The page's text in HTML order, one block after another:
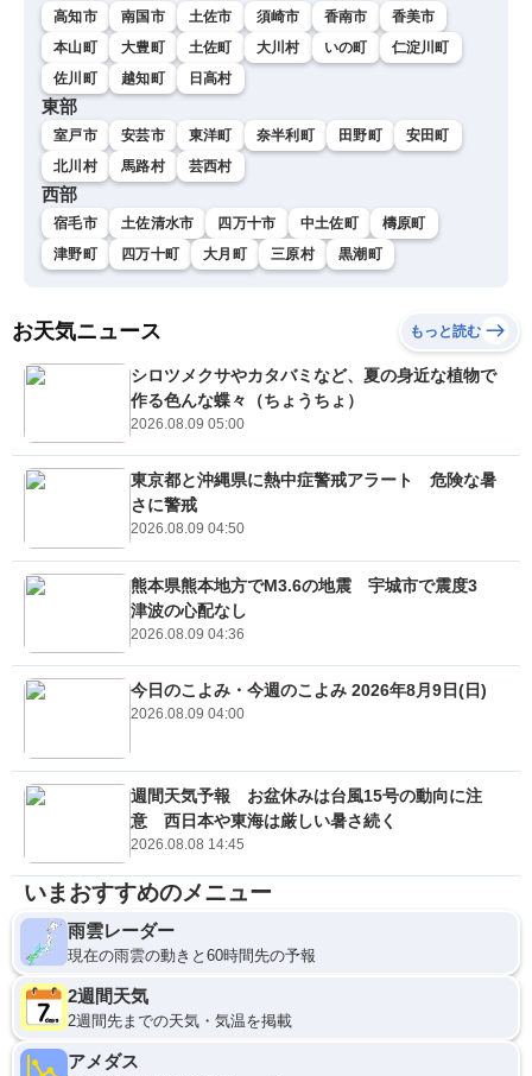
高知市 南国市 土佐市 須崎市 香南市
香美市
本山町
大豊町 土佐町 大川村 いの町
仁淀川町
佐川町
越知町 日高村
東部
室戸市 安芸市 東洋町 奈半利町 田野町
安田町
北川村
馬路村 芸西村
西部
宿毛市 土佐清水市 四万十市 中土佐町
檮原町
津野町
四万十町 大月町 三原村 黒潮町
お天気ニュース もっと読む
シロツメクサやカタバミなど、夏の身近な植物で
作る色んな蝶々（ちょうちょ）
2026.08.09 05:00
東京都と沖縄県に熱中症警戒アラート 危険な暑
さに警戒
2026.08.09 04:50
熊本県熊本地方でM3.6の地震 宇城市で震度3
津波の心配なし
2026.08.09 04:36
今日のこよみ・今週のこよみ 2026年8月9日(日)
2026.08.09 04:00
週間天気予報 お盆休みは台風15号の動向に注
意 西日本や東海は厳しい暑さ続く
2026.08.08 14:45
いまおすすめのメニュー
雨雲レーダー
現在の雨雲の動きと60時間先の予報
2週間天気
2週間先までの天気・気温を掲載
アメダス